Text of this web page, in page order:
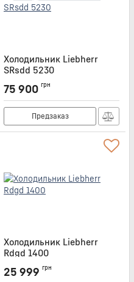
Холодильник Liebherr
SRsdd 5230
SRSDD5230
75 900 грн
Предзаказ
Холодильник Liebherr
Rdgd 1400
RDGD1400
25 999 грн